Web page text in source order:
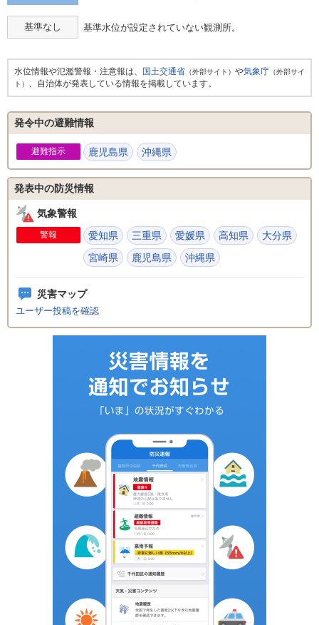
基準なし 基準水位が設定されていない観測所。
水位情報や氾濫警報・注意報は、 国土交通省 （外部サイト） や気象庁 （外部サイ
ト） 、自治体が発表している情報を掲載しています。
発令中の避難情報
避難指示 鹿児島県 沖縄県
発表中の防災情報
気象警報
警報 愛知県 三重県 愛媛県 高知県
大分県
宮崎県
鹿児島県 沖縄県
災害マップ
ユーザー投稿を確認